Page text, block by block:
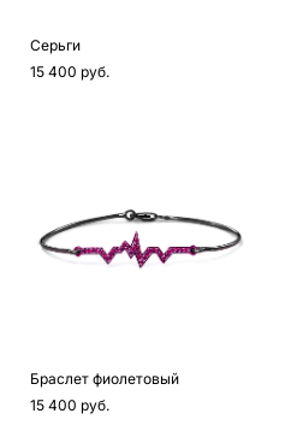
Серьги
15 400 pуб.
Браслет фиолетовый
15 400 pуб.